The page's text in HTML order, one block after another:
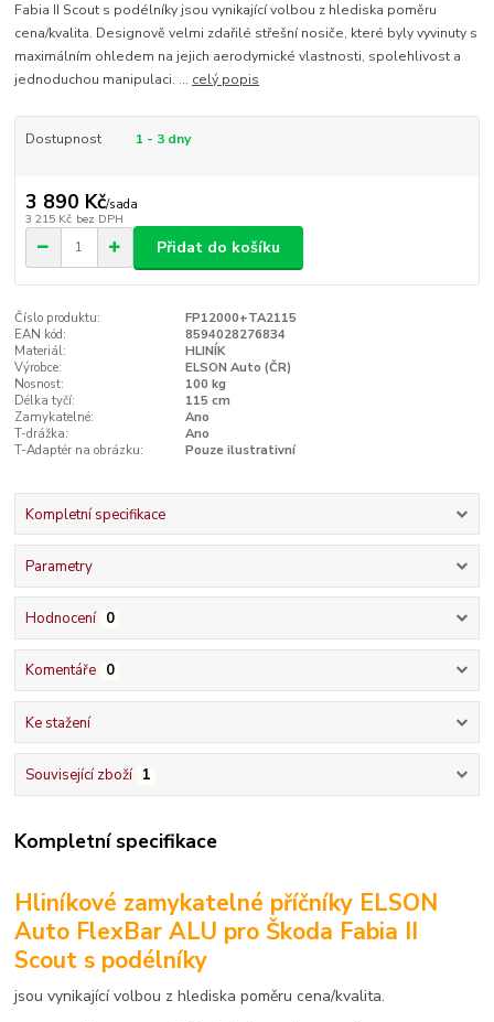
Fabia II Scout s podélníky jsou vynikající volbou z hlediska poměru
cena/kvalita. Designově velmi zdařilé střešní nosiče, které byly vyvinuty s
maximálním ohledem na jejich aerodymické vlastnosti, spolehlivost a
jednoduchou manipulaci. ... celý popis
Dostupnost 1 - 3 dny
3 890 Kč/sada
3 215 Kč bez DPH
Přidat do košíku
Číslo produktu:
FP12000+TA2115
EAN kód:
8594028276834
Materiál:
HLINÍK
Výrobce:
ELSON Auto (ČR)
Nosnost:
100 kg
Délka tyčí:
115 cm
Zamykatelné:
Ano
T-drážka:
Ano
T-Adaptér na obrázku:
Pouze ilustrativní
Kompletní specifikace
Parametry
Hodnocení 0
Komentáře 0
Ke stažení
Související zboží 1
Kompletní specifikace
Hliníkové zamykatelné příčníky ELSON
Auto FlexBar ALU pro Škoda Fabia II
Scout s podélníky
jsou vynikající volbou z hlediska poměru cena/kvalita.